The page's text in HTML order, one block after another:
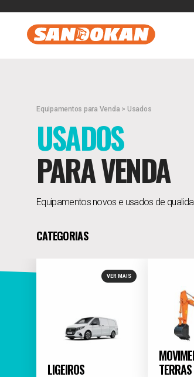
Equipamentos para Venda > Usados
USADOS
PARA VENDA
Equipamentos novos e usados de
CATEGORIAS
VER MAIS
LIGEIROS
TERRAS